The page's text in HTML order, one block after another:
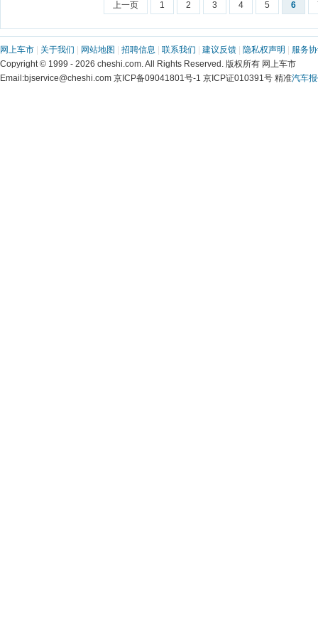
上一页 1 2 3 4 5 6
网上车市 关于我们 网站地图 招聘信息 联系我们 建议反馈 隐私权声明
服务
Copyright © 1999 - 2026 cheshi.com. All Rights Reserved. 版权所有 网上车市
Email:bjservice@cheshi.com 京ICP备09041801号-1 京ICP证010391号 精准汽车